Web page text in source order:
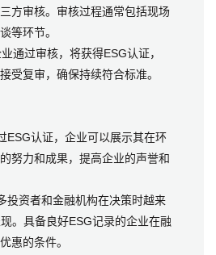
方审核。审核过程通常包括现场
等环节。
通过审核，将获得ESG认证，
受复审，确保持续符合标准。
ESG认证，企业可以展示其在环
努力和成果，提高企业的声誉和
投资者和金融机构在决策时越来
。具备良好ESG记录的企业在融
惠的条件。